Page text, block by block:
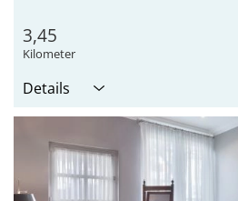
3,45
Kilometer
Details